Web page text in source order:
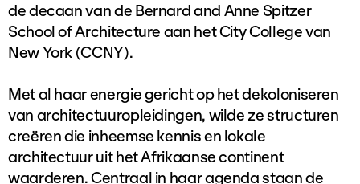
de decaan van de Bernard and Anne Spitzer
School of Architecture aan het City College van
New York (CCNY).
Met al haar energie gericht op het dekoloniseren
van architectuuropleidingen, wilde ze structuren
creëren die inheemse kennis en lokale
architectuur uit het Afrikaanse continent
waarderen. Centraal in haar agenda staan de